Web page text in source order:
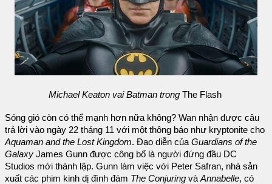
Michael Keaton vai Batman trongThe Flash
Sóng gió còn có thể mạnh hơn nữa không? Wan nhận được câu
trả lời vào ngày 22 tháng 11 với một thông báo như kryptonite cho
Aquaman and the Lost Kingdom. Đạo diễn của Guardians of the
Galaxy James Gunn được công bố là người đứng đầu DC
Studios mới thành lập. Gunn làm việc với Peter Safran, nhà sản
xuất các phim kinh dị đình đám The Conjuring và Annabelle, có